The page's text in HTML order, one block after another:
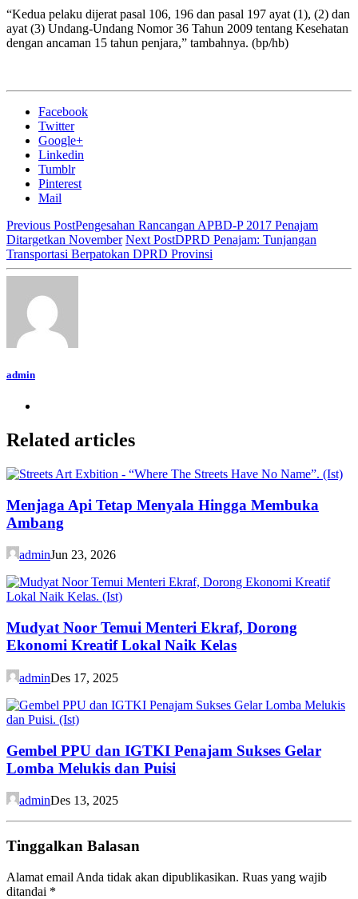
“Kedua pelaku dijerat pasal 106, 196 dan pasal 197 ayat (1), (2) dan
ayat (3) Undang-Undang Nomor 36 Tahun 2009 tentang Kesehatan
dengan ancaman 15 tahun penjara,” tambahnya. (bp/hb)
Facebook
Twitter
Google+
Linkedin
Tumblr
Pinterest
Mail
Previous PostPengesahan Rancangan APBD-P 2017 Penajam
Ditargetkan November Next PostDPRD Penajam: Tunjangan
Transportasi Berpatokan DPRD Provinsi
admin
Related articles
Menjaga Api Tetap Menyala Hingga Membuka
Ambang
adminJun 23, 2026
Mudyat Noor Temui Menteri Ekraf, Dorong
Ekonomi Kreatif Lokal Naik Kelas
adminDes 17, 2025
Gembel PPU dan IGTKI Penajam Sukses Gelar
Lomba Melukis dan Puisi
adminDes 13, 2025
Tinggalkan Balasan
Alamat email Anda tidak akan dipublikasikan. Ruas yang wajib
ditandai *